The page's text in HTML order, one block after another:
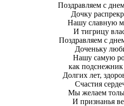
Поздравляем с
Дочку
Нашу славную
И тигрицу
Поздравляем с
Доченьку
Нашу самую
как
Долгих лет,
Счастия
Мы желаем
И признанья